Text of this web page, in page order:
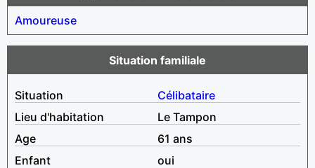
Amoureuse
Situation familiale
Situation
Célibataire
Lieu d'habitation
Le Tampon
Age
61 ans
Enfant
oui